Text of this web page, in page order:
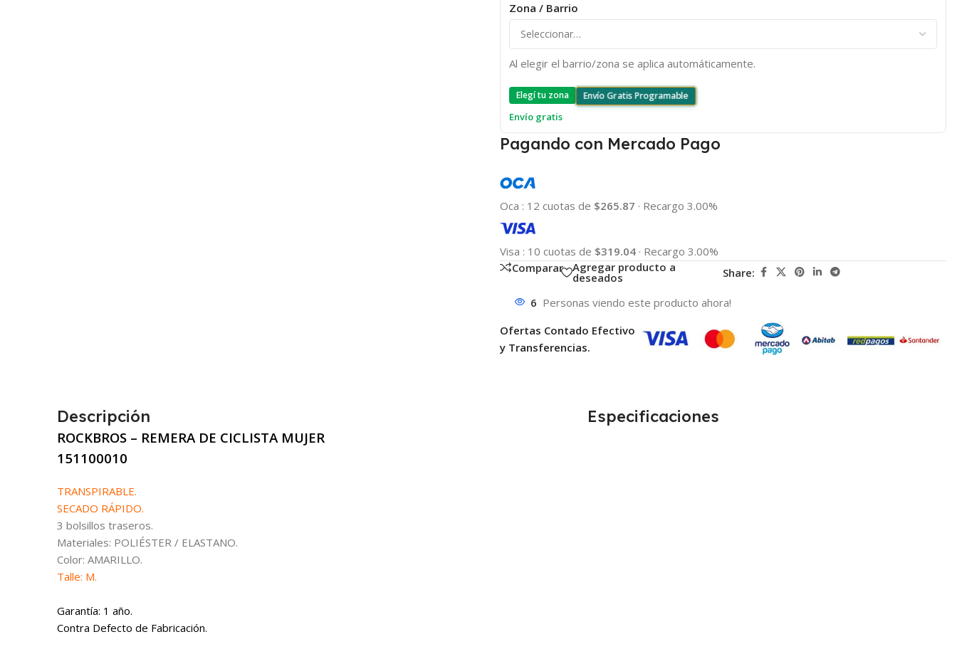
Zona / Barrio
Al elegir el barrio/zona se aplica automáticamente.
Elegí tu zona Envío Gratis Programable
Envío gratis
Pagando con Mercado Pago
Oca : 12 cuotas de $265.87 · Recargo 3.00%
Visa : 10 cuotas de $319.04 · Recargo 3.00%
Comparar
Agregar producto a
deseados Share:
6 Personas viendo este producto ahora!
Ofertas Contado Efectivo
y Transferencias.
Descripción
ROCKBROS – REMERA DE CICLISTA MUJER
151100010
TRANSPIRABLE.
SECADO RÁPIDO.
3 bolsillos traseros.
Materiales: POLIÉSTER / ELASTANO.
Color: AMARILLO.
Talle: M.
Garantía: 1 año.
Contra Defecto de Fabricación.
Especificaciones